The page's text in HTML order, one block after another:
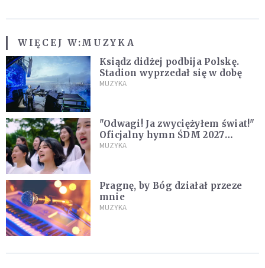
WIĘCEJ W:MUZYKA
Ksiądz didżej podbija Polskę.
Stadion wyprzedał się w dobę
MUZYKA
"Odwagi! Ja zwyciężyłem świat!"
Oficjalny hymn ŚDM 2027
zaprezentowany
MUZYKA
Pragnę, by Bóg działał przeze
mnie
MUZYKA